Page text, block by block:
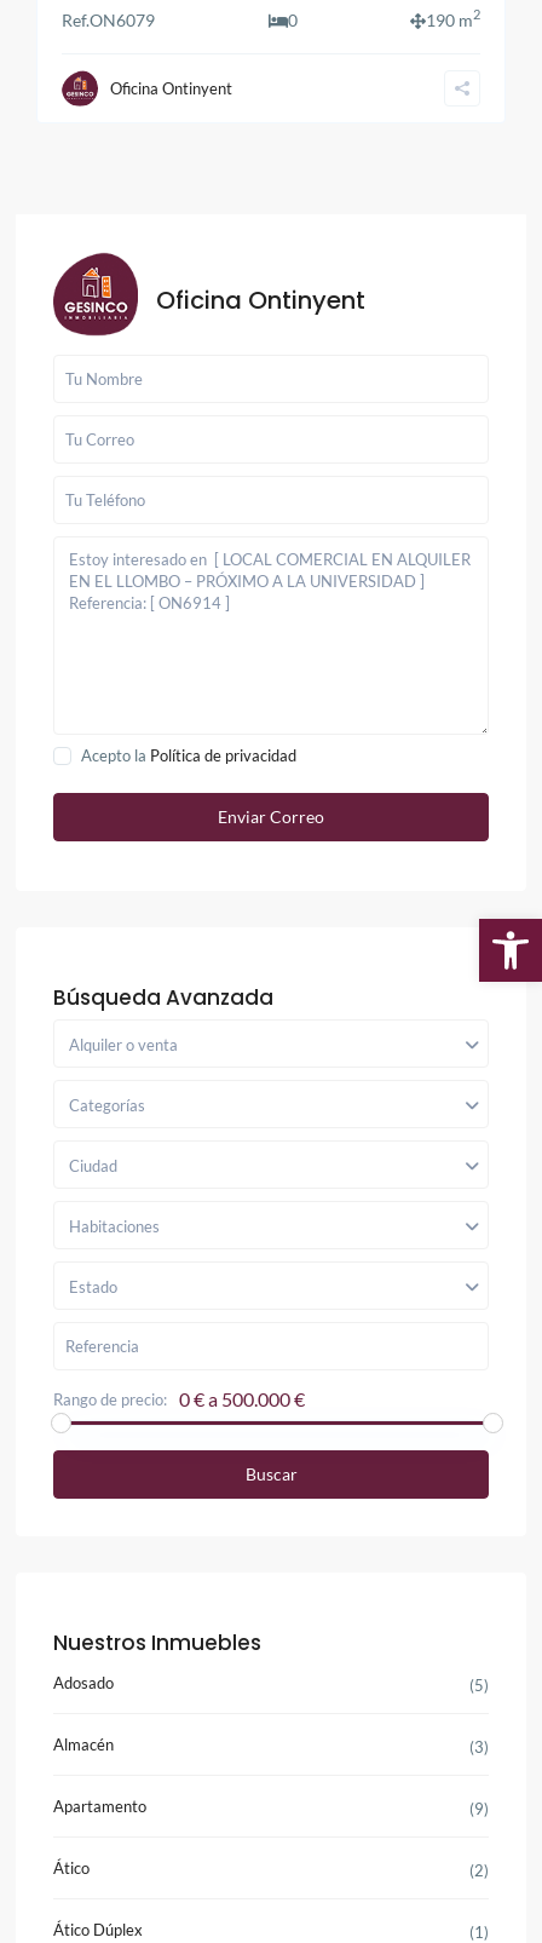
Ref.ON6079 0 190 m2
Oficina Ontinyent
Oficina Ontinyent
Acepto la Política de privacidad
Búsqueda Avanzada
Alquiler o venta
Categorías
Ciudad
Habitaciones
Estado
Rango de precio: 0 € a 500.000 €
Buscar
Nuestros Inmuebles
Adosado (5)
Almacén (3)
Apartamento (9)
Ático (2)
Ático Dúplex (1)